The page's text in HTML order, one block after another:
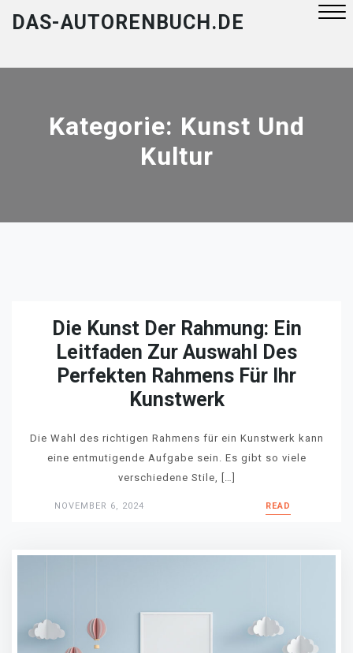
DAS-AUTORENBUCH.DE
Kategorie: Kunst Und
Kultur
Die Kunst Der Rahmung: Ein
Leitfaden Zur Auswahl Des
Perfekten Rahmens Für Ihr
Kunstwerk
Die Wahl des richtigen Rahmens für ein Kunstwerk kann
eine entmutigende Aufgabe sein. Es gibt so viele
verschiedene Stile, […]
NOVEMBER 6, 2024 READ